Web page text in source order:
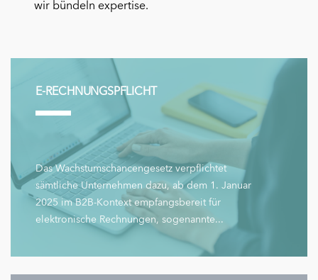
wir bündeln expertise.
E-RECHNUNGSPFLICHT
Das Wachstumschancengesetz verpflichtet
sämtliche Unternehmen dazu, ab dem 1. Januar
2025 im B2B-Kontext empfangsbereit für
elektronische Rechnungen, sogenannte...